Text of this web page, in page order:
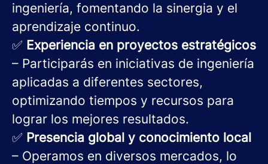
ingeniería, fomentando la sinergia y el
aprendizaje continuo.
✅ Experiencia en proyectos estratégicos
– Participarás en iniciativas de ingeniería
aplicadas a diferentes sectores,
optimizando tiempos y recursos para
lograr los mejores resultados.
✅ Presencia global y conocimiento local
– Operamos en diversos mercados, lo